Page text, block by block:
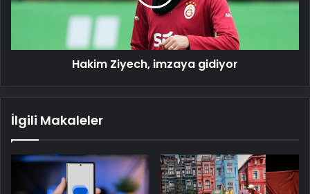
Hakim Ziyech, imzaya gidiyor
İlgili Makaleler